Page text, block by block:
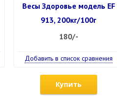
Весы Здоровье модель EF
913, 200кг/100г
180/-
Добавить в список сравнения
Купить